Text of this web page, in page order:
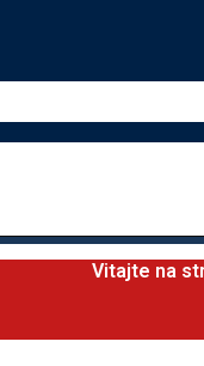
Vitajte na